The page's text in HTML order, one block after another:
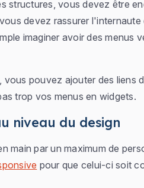
structures, vous devez être
devez rassurer
imaginer avoir des menus
pouvez ajouter des liens
trop vos menus en widgets.
niveau du design
main par un maximum de
pour que celui-ci soit